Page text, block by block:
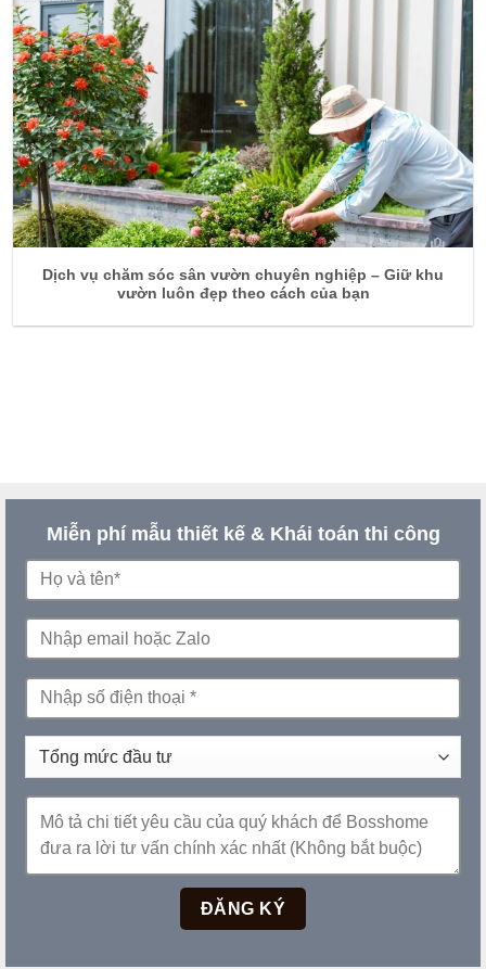
Dịch vụ chăm sóc sân vườn chuyên nghiệp – Giữ khu
vườn luôn đẹp theo cách của bạn
Miễn phí mẫu thiết kế & Khái toán thi công